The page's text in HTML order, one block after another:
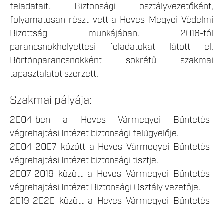
feladatait. Biztonsági osztályvezetőként,
folyamatosan részt vett a Heves Megyei Védelmi
Bizottság munkájában. 2016-tól
parancsnokhelyettesi feladatokat látott el.
Börtönparancsnokként sokrétű szakmai
tapasztalatot szerzett.
Szakmai pályája:
2004-ben a Heves Vármegyei Büntetés-
végrehajtási Intézet biztonsági felügyelője.
2004-2007 között a Heves Vármegyei Büntetés-
végrehajtási Intézet biztonsági tisztje.
2007-2019 között a Heves Vármegyei Büntetés-
végrehajtási Intézet Biztonsági Osztály vezetője.
2019-2020 között a Heves Vármegyei Büntetés-